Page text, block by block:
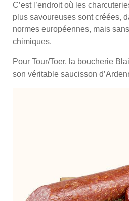
C’est l’endroit où les
plus savoureuses sont créées,
normes européennes, mais
chimiques.
Pour Tour/Toer, la boucherie
son véritable saucisson